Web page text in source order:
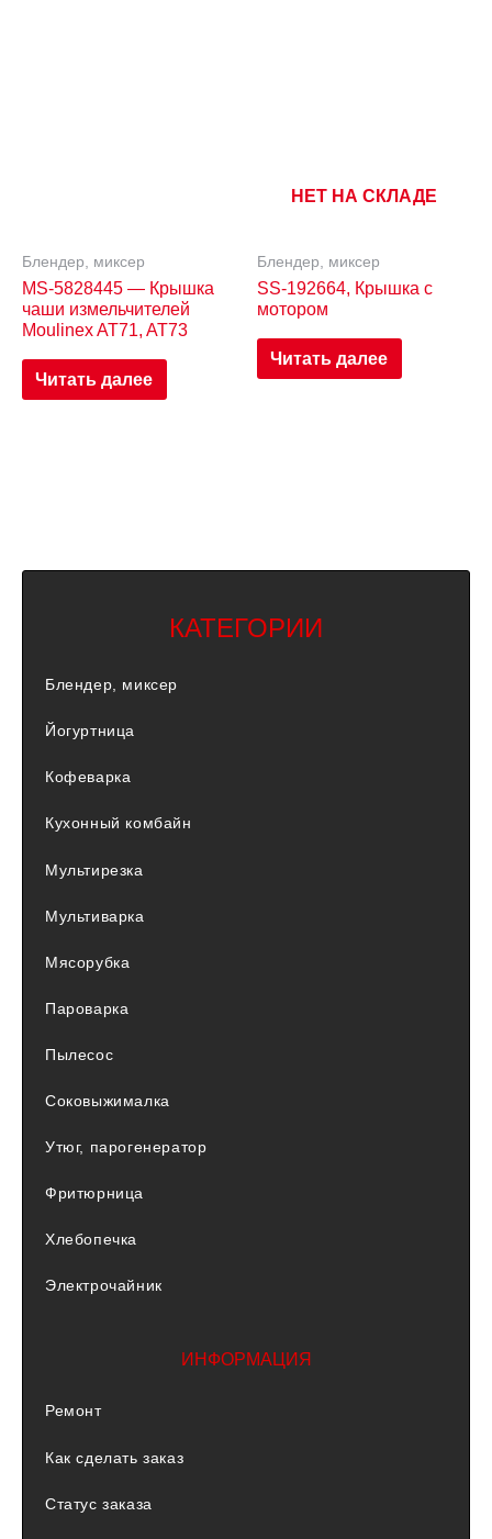
Блендер, миксер
MS-5828445 — Крышка
чаши измельчителей
Moulinex AT71, AT73
Читать далее
НЕТ НА СКЛАДЕ
Блендер, миксер
SS-192664, Крышка с
мотором
Читать далее
КАТЕГОРИИ
Блендер, миксер
Йогуртница
Кофеварка
Кухонный комбайн
Мультирезка
Мультиварка
Мясорубка
Пароварка
Пылесос
Соковыжималка
Утюг, парогенератор
Фритюрница
Хлебопечка
Электрочайник
ИНФОРМАЦИЯ
Ремонт
Как сделать заказ
Статус заказа